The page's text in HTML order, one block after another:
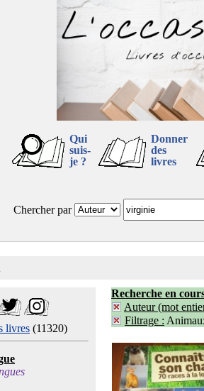
Qui
suis-
je ?
Donner
des
livres
Chercher par
livres (11320)
Recherche en
Auteur (mot
Filtrage :